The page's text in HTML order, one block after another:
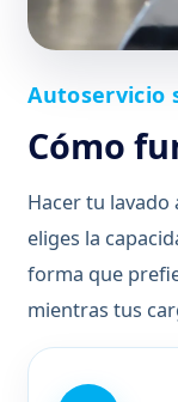
Autoservicio
Cómo
Hacer tu lavado
eliges la
forma que
mientras tus